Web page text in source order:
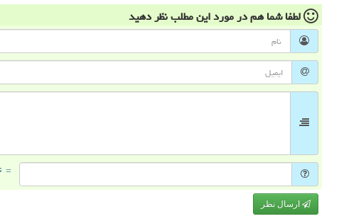
لطفا شما همدر مورد این مطلبنظر دهید
= ۶ بعلاوه ۱
ارسال نظر